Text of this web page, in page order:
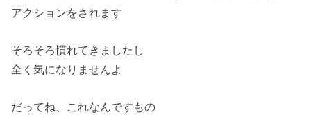
アクションをされます
そろそろ慣れてきましたし
全く気になりませんよ
だってね、これなんですもの